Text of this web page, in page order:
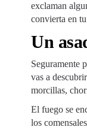
exclaman
convierta en
Un
Seguramente
vas a
morcillas,
El fuego se
los